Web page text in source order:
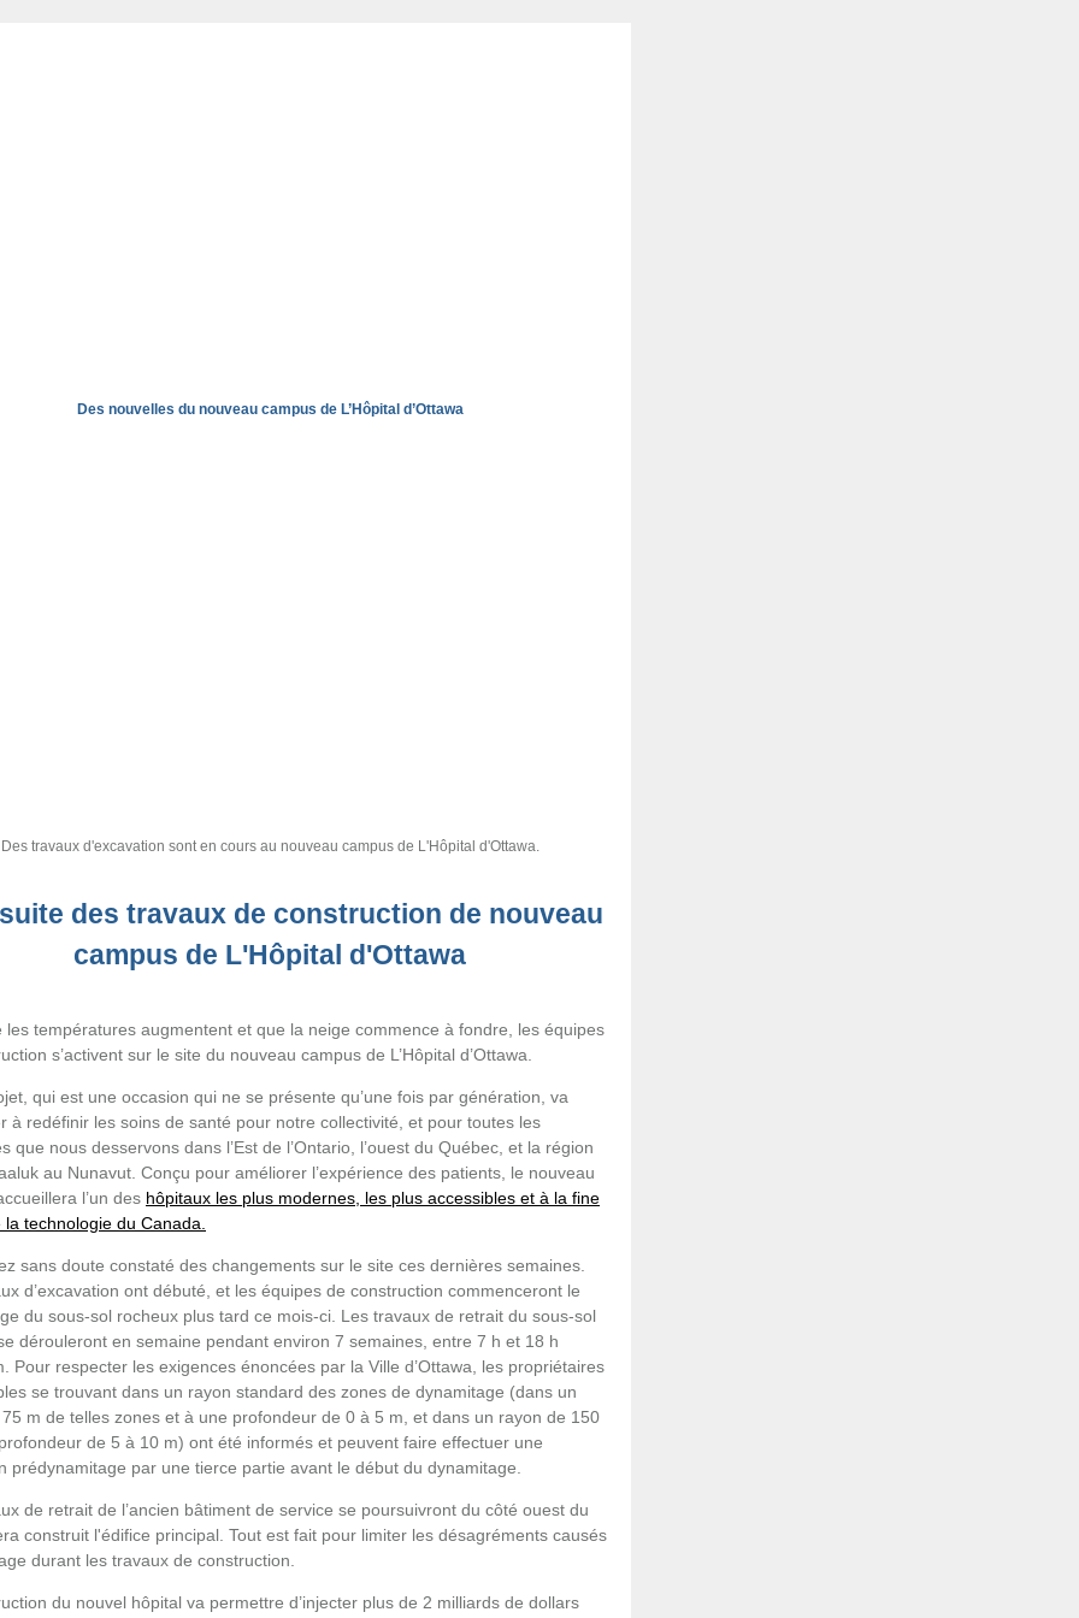
Des nouvelles du nouveau campus de L’Hôpital d’Ottawa
Des travaux d'excavation sont en cours au nouveau campus de L'Hôpital d'Ottawa.
des travaux de construction de nouveau
campus de L'Hôpital d'Ottawa
les températures augmentent et que la neige commence à fondre, les équipes
s’activent sur le site du nouveau campus de L’Hôpital d’Ottawa.
qui est une occasion qui ne se présente qu’une fois par génération, va
à redéfinir les soins de santé pour notre collectivité, et pour toutes les
que nous desservons dans l’Est de l’Ontario, l’ouest du Québec, et la région
au Nunavut. Conçu pour améliorer l’expérience des patients, le nouveau
l’un des hôpitaux les plus modernes, les plus accessibles et à la fine
la technologie du Canada.
sans doute constaté des changements sur le site ces dernières semaines.
d’excavation ont débuté, et les équipes de construction commenceront le
du sous-sol rocheux plus tard ce mois-ci. Les travaux de retrait du sous-sol
dérouleront en semaine pendant environ 7 semaines, entre 7 h et 18 h
Pour respecter les exigences énoncées par la Ville d’Ottawa, les propriétaires
se trouvant dans un rayon standard des zones de dynamitage (dans un
m de telles zones et à une profondeur de 0 à 5 m, et dans un rayon de 150
de 5 à 10 m) ont été informés et peuvent faire effectuer une
prédynamitage par une tierce partie avant le début du dynamitage.
de retrait de l’ancien bâtiment de service se poursuivront du côté ouest du
construit l'édifice principal. Tout est fait pour limiter les désagréments causés
durant les travaux de construction.
du nouvel hôpital va permettre d’injecter plus de 2 milliards de dollars